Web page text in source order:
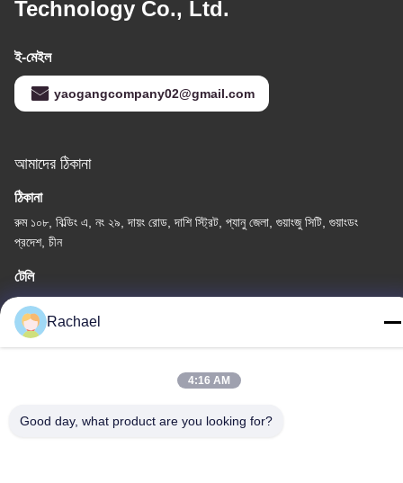
Technology Co., Ltd.
ই-মেইল
yaogangcompany02@gmail.com
আমাদের ঠিকানা
ঠিকানা
রুম ১০৮, বিল্ডিং এ, নং ২৯, দায়ং রোড, দাশি স্ট্রিট, প্যানু জেলা, গুয়াংজু সিটি, গুয়াংডং
প্রদেশ, চীন
টেলি
0086-15112103717
গোপনীয়তা নীতি |সাইট ম্যাপ
Rachael
4:16 AM
Good day, what product are you looking for?